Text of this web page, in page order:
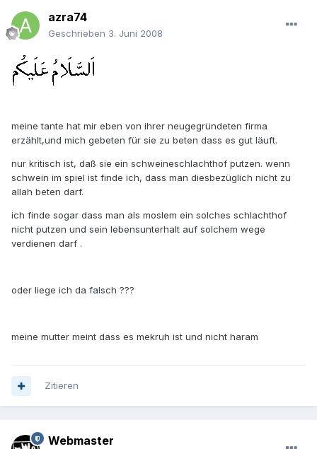
azra74
Geschrieben 3. Juni 2008
meine tante hat mir eben von ihrer neugegründeten firma
erzählt,und mich gebeten für sie zu beten dass es gut läuft.
nur kritisch ist, daß sie ein schweineschlachthof putzen. wenn
schwein im spiel ist finde ich, dass man diesbezüglich nicht zu
allah beten darf.
ich finde sogar dass man als moslem ein solches schlachthof
nicht putzen und sein lebensunterhalt auf solchem wege
verdienen darf .
oder liege ich da falsch ???
meine mutter meint dass es mekruh ist und nicht haram
Zitieren
Webmaster